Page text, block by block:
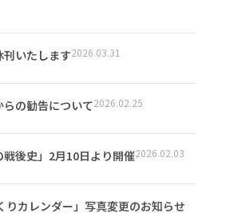
刊いたします2026.03.31
の勧告について2026.02.25
後史」2月10日より開催2026.02.03
りカレンダー」写真変更のお知らせ